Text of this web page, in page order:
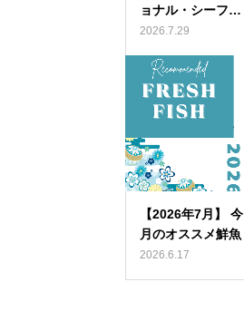
ョナル・シーフ…
2026.7.29
【2026年7月】 今
月のオススメ鮮魚
2026.6.17